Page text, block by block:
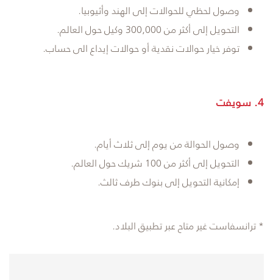
وصول لحظي للحوالات إلى الهند وأثيوبيا.
التحويل إلى أكثر من 300,000 وكيل حول العالم.
توفر خيار حوالات نقدية أو حوالات إيداع الى حساب.
4. سويفت
وصول الحوالة من يوم إلى ثلاث أيام.
التحويل إلى أكثر من 100 شريك حول العالم.
إمكانية التحويل إلى بنوك طرف ثالث.
* ترانسفاست غير متاح عبر تطبيق البلاد.